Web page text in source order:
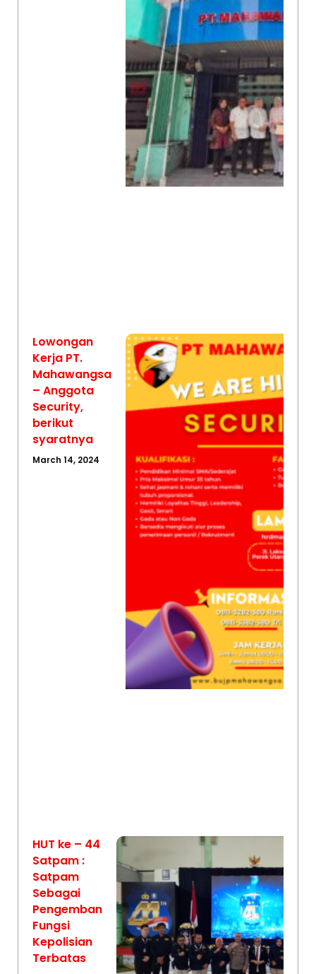
Lowongan
Kerja PT.
Mahawangsa
– Anggota
Security,
berikut
syaratnya
March 14, 2024
HUT ke – 44
Satpam :
Satpam
Sebagai
Pengemban
Fungsi
Kepolisian
Terbatas